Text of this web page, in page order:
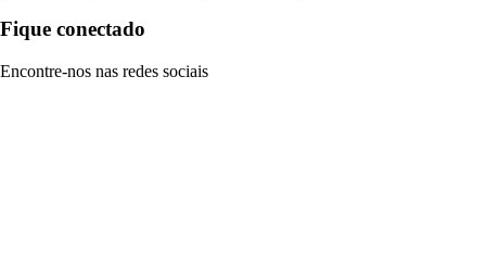
Fique conectado
Encontre-nos nas redes sociais